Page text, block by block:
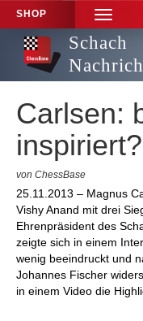
SHOP
TOGGLE
Schach
Carlsen:
inspiriert?
von ChessBase
25.11.2013 – Magnus
Vishy Anand mit drei
Ehrenpräsident des
zeigte sich in einem
wenig beeindruckt und
Johannes Fischer
in einem Video die